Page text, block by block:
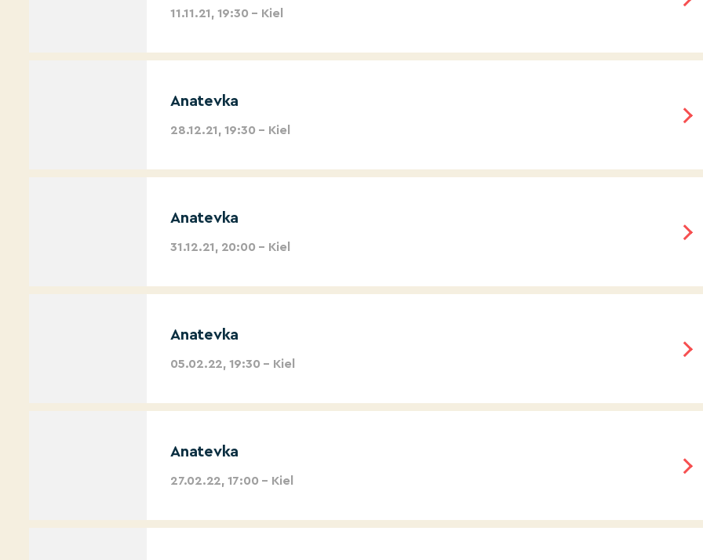
11.11.21, 19:30 – Kiel
Anatevka
28.12.21, 19:30 – Kiel
Anatevka
31.12.21, 20:00 – Kiel
Anatevka
05.02.22, 19:30 – Kiel
Anatevka
27.02.22, 17:00 – Kiel